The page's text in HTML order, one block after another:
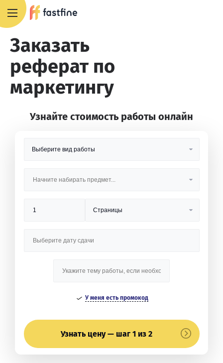
Заказать
реферат по
маркетингу
Узнайте стоимость работы онлайн
У меня есть промокод
Узнать цену — шаг 1 из 2